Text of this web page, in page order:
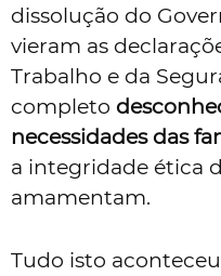
dissolução do
vieram as
Trabalho e da
completo
necessidades das
a integridade ética
amamentam.
Tudo isto